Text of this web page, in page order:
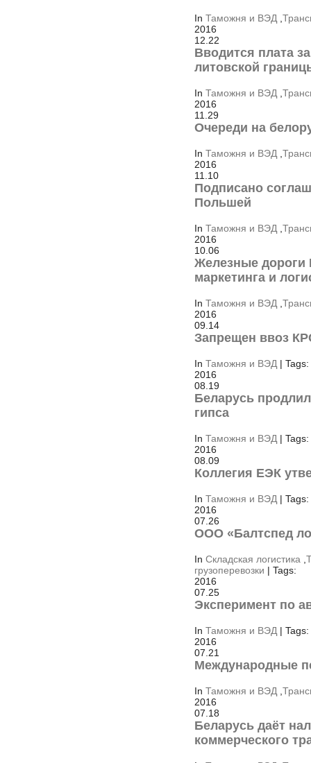
In Таможня и ВЭД
2016
12.22
Вводится плата
литовской
In Таможня и ВЭД
2016
11.29
Очереди на
In Таможня и ВЭД
2016
11.10
Подписано
Польшей
In Таможня и ВЭД
2016
10.06
Железные дороги
маркетинга и
In Таможня и ВЭД
2016
09.14
Запрещен ввоз
In Таможня и ВЭД | Tags:
2016
08.19
Беларусь
гипса
In Таможня и ВЭД | Tags:
2016
08.09
Коллегия ЕЭК
In Таможня и ВЭД | Tags:
2016
07.26
ООО «Балтспед
In Складская логистика
грузоперевозки | Tags:
2016
07.25
Эксперимент по
In Таможня и ВЭД | Tags:
2016
07.21
Международные
In Таможня и ВЭД
2016
07.18
Беларусь даёт
коммерческого